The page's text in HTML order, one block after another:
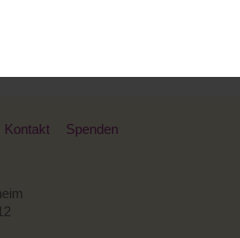
Kontakt
Spenden